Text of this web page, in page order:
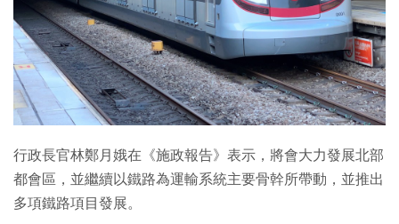
特集
行政長官林鄭月娥在《施政報告》表示，將會大力發展北部
都會區，並繼續以鐵路為運輸系統主要骨幹所帶動，並推出
多項鐵路項目發展。